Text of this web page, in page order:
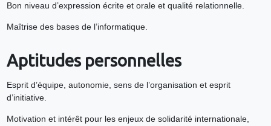
Bon niveau d’expression écrite et orale et qualité relationnelle.
Maîtrise des bases de l’informatique.
Aptitudes personnelles
Esprit d’équipe, autonomie, sens de l’organisation et esprit
d’initiative.
Motivation et intérêt pour les enjeux de solidarité internationale,